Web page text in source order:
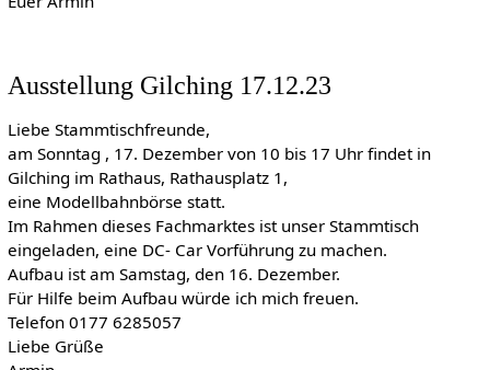
Ausstellung Gilching 17.12.23
Liebe Stammtischfreunde,
am Sonntag , 17. Dezember von 10 bis 17 Uhr findet in
Gilching im Rathaus, Rathausplatz 1,
eine Modellbahnbörse statt.
Im Rahmen dieses Fachmarktes ist unser Stammtisch
eingeladen, eine DC- Car Vorführung zu machen.
Aufbau ist am Samstag, den 16. Dezember.
Für Hilfe beim Aufbau würde ich mich freuen.
Telefon 0177 6285057
Liebe Grüße